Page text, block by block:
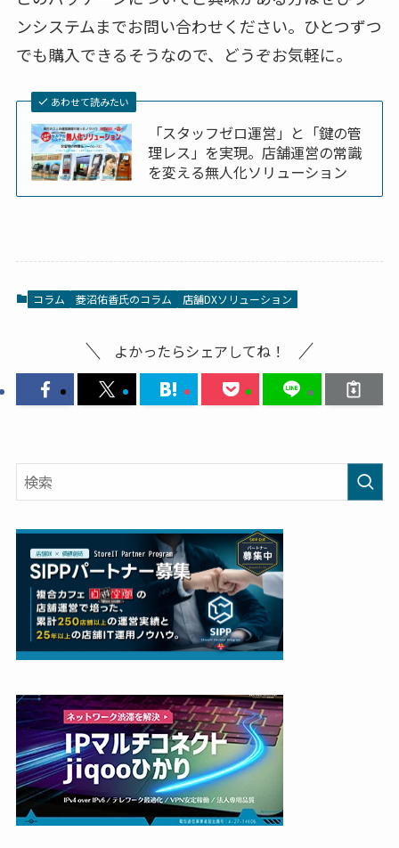
ンシステムまでお問い合わせください。ひとつずつ
でも購入できるそうなので、どうぞお気軽に。
あわせて読みたい
「スタッフゼロ運営」と「鍵の管
理レス」を実現。店舗運営の常識
を変える無人化ソリューション
コラム 菱沼佑香氏のコラム 店舗DXソリューション
よかったらシェアしてね！